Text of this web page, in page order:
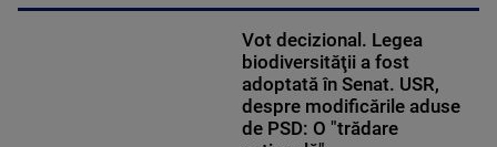
Vot decizional. Legea
biodiversităţii a fost
adoptată în Senat. USR,
despre modificările aduse
de PSD: O "trădare